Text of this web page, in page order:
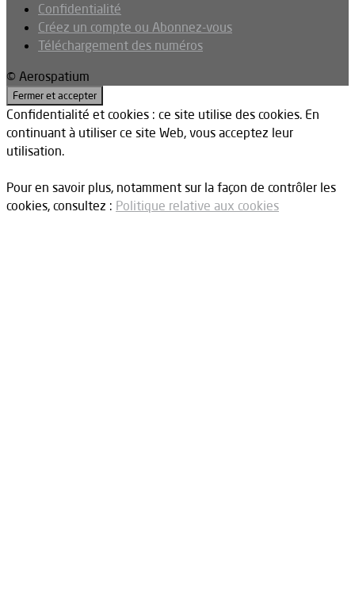
Confidentialité
Créez un compte ou Abonnez-vous
Téléchargement des numéros
© Aerospatium
Confidentialité et cookies : ce site utilise des cookies. En
continuant à utiliser ce site Web, vous acceptez leur
utilisation.
Pour en savoir plus, notamment sur la façon de contrôler les
cookies, consultez : Politique relative aux cookies